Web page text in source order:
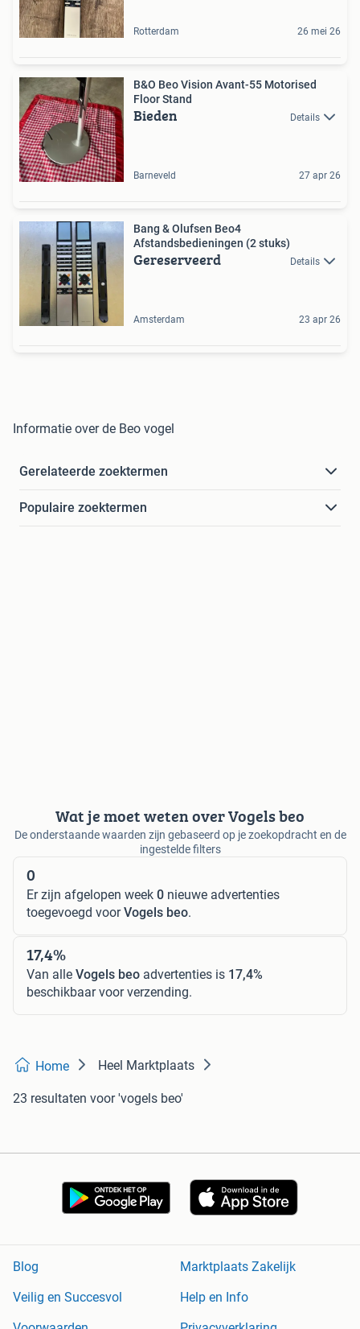
Rotterdam 26 mei 26
B&O Beo Vision Avant-55 Motorised
Floor Stand
Bieden Details
Barneveld 27 apr 26
Bang & Olufsen Beo4
Afstandsbedieningen (2 stuks)
Gereserveerd Details
Amsterdam 23 apr 26
Informatie over de Beo vogel
Gerelateerde zoektermen
Populaire zoektermen
Wat je moet weten over Vogels beo
De onderstaande waarden zijn gebaseerd op je zoekopdracht en de
ingestelde filters
0
Er zijn afgelopen week 0 nieuwe advertenties
toegevoegd voorVogels beo.
17,4%
Van alle Vogels beo advertenties is 17,4%
beschikbaar voor verzending.
Home Heel Marktplaats
23 resultaten voor 'vogels beo'
Blog
Marktplaats Zakelijk
Veilig en Succesvol
Help en Info